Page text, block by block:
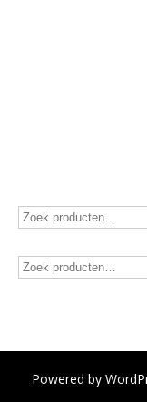
Zoeken
Zoeken
Powered by